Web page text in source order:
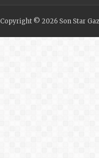
Copyright © 2026 Son Star